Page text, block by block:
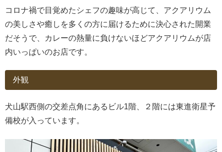
コロナ禍で目覚めたシェフの趣味が高じて、アクアリウム
の美しさや癒しを多くの方に届けるために決心された開業
だそうで、カレーの熱量に負けないほどアクアリウムが店
内いっぱいのお店です。
外観
犬山駅西側の交差点角にあるビル1階、２階には東進衛星予
備校が入っています。